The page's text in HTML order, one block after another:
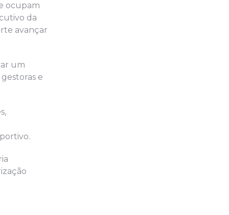
ocupam
da
avançar
um
e